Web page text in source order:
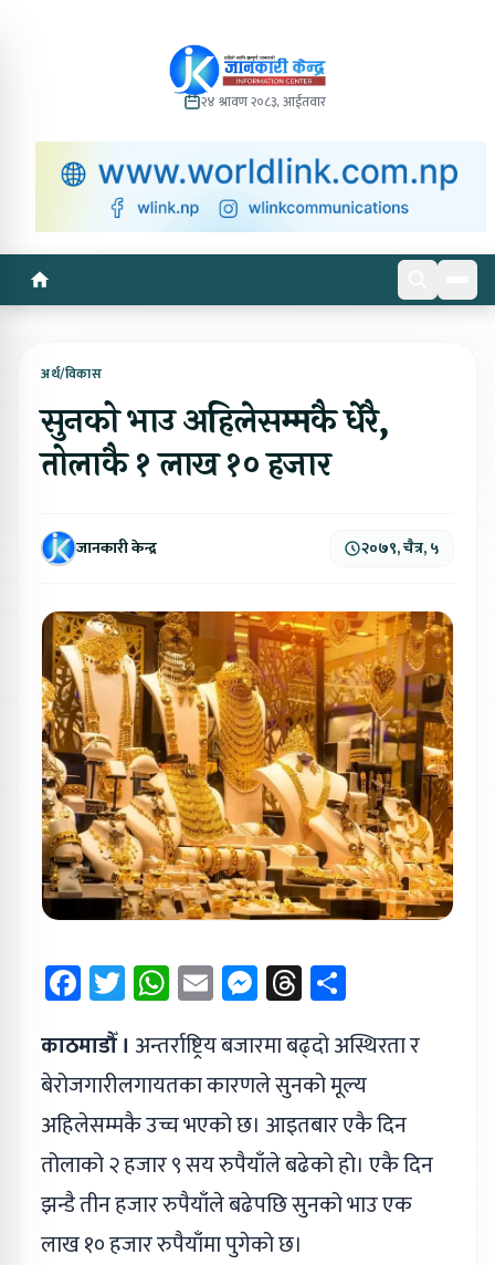
२४ श्रावण २०८३, आईतवार
अर्थ/विकास
सुनको भाउ अहिलेसम्मकै धेरै,
तोलाकै १ लाख १० हजार
जानकारी केन्द्र २०७९, चैत्र, ५
Facebook
Twitter
WhatsApp
EmailMessenger
Threads
काठमाडौँ । अन्तर्राष्ट्रिय बजारमा बढ्दो अस्थिरता र
बेरोजगारीलगायतका कारणले सुनको मूल्य
अहिलेसम्मकै उच्च भएको छ। आइतबार एकै दिन
तोलाको २ हजार ९ सय रुपैयाँले बढेको हो। एकै दिन
झन्डै तीन हजार रुपैयाँले बढेपछि सुनको भाउ एक
लाख १० हजार रुपैयाँमा पुगेको छ।